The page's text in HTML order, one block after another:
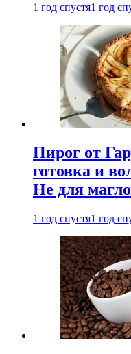
1 год спустя1 год
Пирог от
готовка и
Не для
1 год спустя1 год